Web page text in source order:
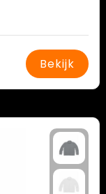
Bekijk